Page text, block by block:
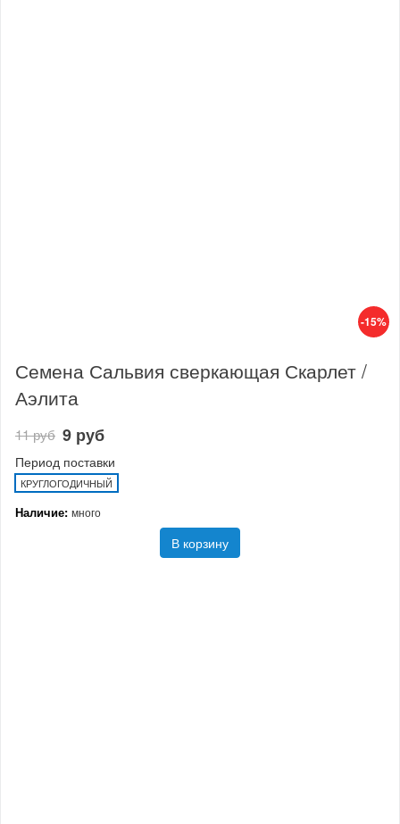
-15%
Семена Сальвия сверкающая Скарлет /
Аэлита
11 руб 9 руб
Период поставки
КРУГЛОГОДИЧНЫЙ
Наличие: много
В корзину